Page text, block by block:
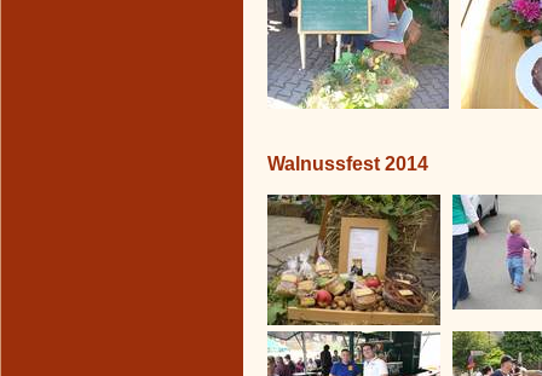
Walnussfest 2014